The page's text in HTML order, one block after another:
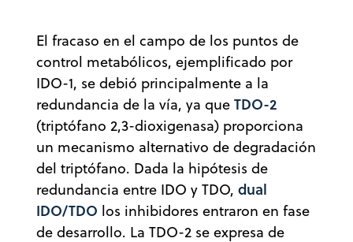
El fracaso en el campo de los puntos de
control metabólicos, ejemplificado por
IDO-1, se debió principalmente a la
redundancia de la vía, ya que TDO-2
(triptófano 2,3-dioxigenasa) proporciona
un mecanismo alternativo de degradación
del triptófano. Dada la hipótesis de
redundancia entre IDO y TDO, dual
IDO/TDO los inhibidores entraron en fase
de desarrollo. La TDO-2 se expresa de